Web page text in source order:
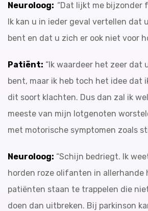
Neuroloog: “Dat lijkt me bijzonder
Ik kan u in ieder geval vertellen dat
bent en dat u zich er ook niet voor
Patiënt: “Ik waardeer het zeer dat
bent, maar ik heb toch het idee dat
dit soort klachten. Dus dan zal ik
meeste van mijn lotgenoten
met motorische symptomen zoals
Neuroloog: “Schijn bedriegt. Ik
horden roze olifanten in allerhande
patiënten staan te trappelen die
doen dan uitbreken. Bij parkinson